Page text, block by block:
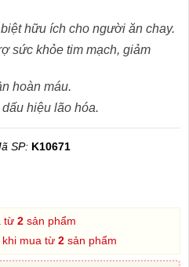
hữu ích cho người ăn chay.
sức khỏe tim mạch, giảm
hoàn máu.
hiệu lão hóa.
SP: K10671
từ 2 sản phẩm
khi mua từ2 sản phẩm